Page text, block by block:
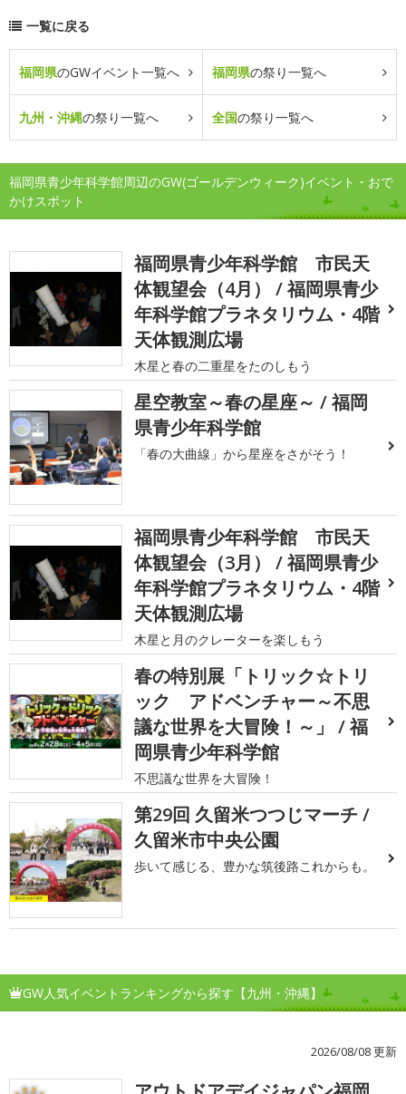
一覧に戻る
福岡県のGWイベント一覧へ 福岡県の祭り一覧へ
九州・沖縄の祭り一覧へ 全国の祭り一覧へ
福岡県青少年科学館周辺のGW(ゴールデンウィーク)イベント・おで
かけスポット
福岡県青少年科学館 市民天
体観望会（4月） / 福岡県青少
年科学館プラネタリウム・4階
天体観測広場
木星と春の二重星をたのしもう
星空教室～春の星座～ / 福岡
県青少年科学館
「春の大曲線」から星座をさがそう！
福岡県青少年科学館 市民天
体観望会（3月） / 福岡県青少
年科学館プラネタリウム・4階
天体観測広場
木星と月のクレーターを楽しもう
春の特別展「トリック☆トリ
ック アドベンチャー～不思
議な世界を大冒険！～」 / 福
岡県青少年科学館
不思議な世界を大冒険！
第29回 久留米つつじマーチ /
久留米市中央公園
歩いて感じる、豊かな筑後路これからも。
GW人気イベントランキングから探す【九州・沖縄】
2026/08/08 更新